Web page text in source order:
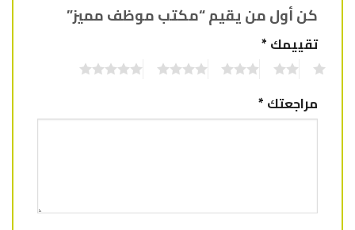
كن أول من يقيم “مكتب موظف مميز”
تقييمك*
مراجعتك*